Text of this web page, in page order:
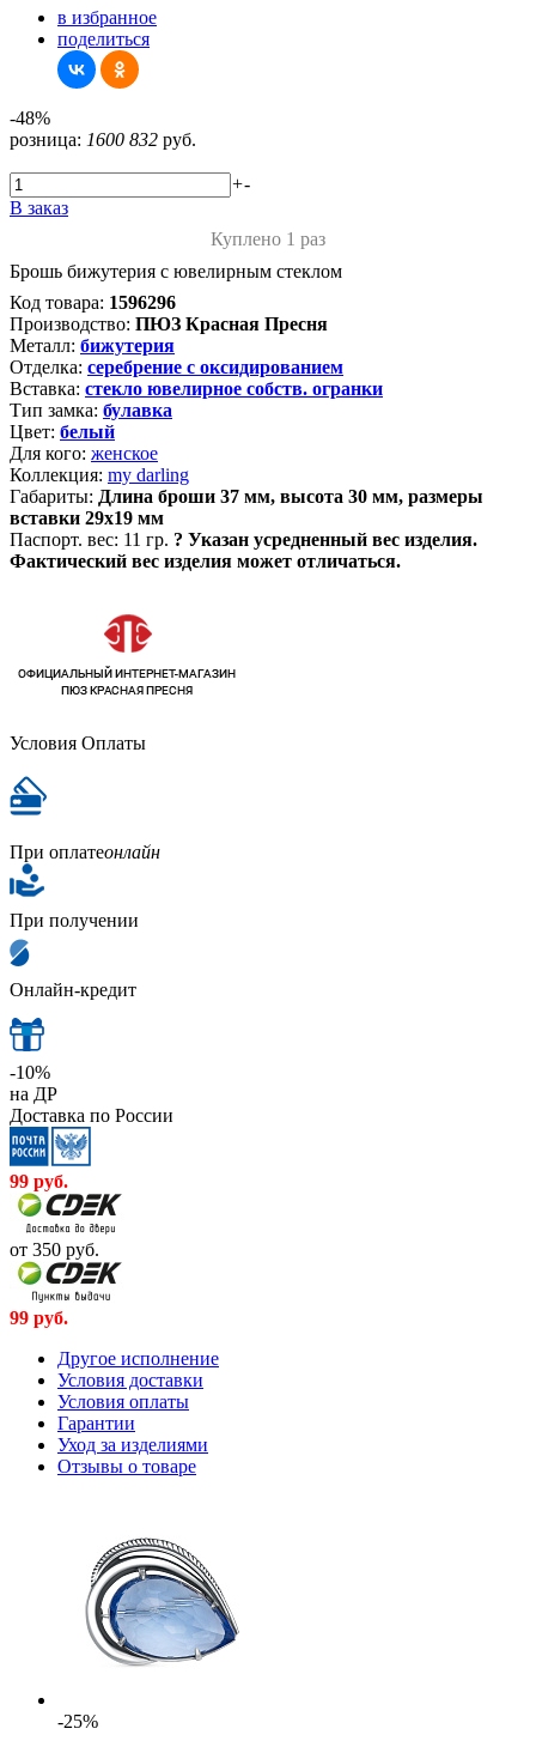
в избранное
поделиться
-48%
розница: 1600 832 руб.
+-
В заказ
Куплено 1 раз
Брошь бижутерия с ювелирным стеклом
Код товара: 1596296
Производство: ПЮЗ Красная Пресня
Металл: бижутерия
Отделка: серебрение с оксидированием
Вставка: стекло ювелирное собств. огранки
Тип замка: булавка
Цвет: белый
Для кого: женское
Коллекция: my darling
Габариты: Длина броши 37 мм, высота 30 мм, размеры
вставки 29х19 мм
Паспорт. вес: 11 гр. ? Указан усредненный вес изделия.
Фактический вес изделия может отличаться.
Условия Оплаты
При оплатеонлайн
При получении
Онлайн-кредит
-10%
на ДР
Доставка по России
99 руб.
от 350 руб.
99 руб.
Другое исполнение
Условия доставки
Условия оплаты
Гарантии
Уход за изделиями
Отзывы о товаре
-25%